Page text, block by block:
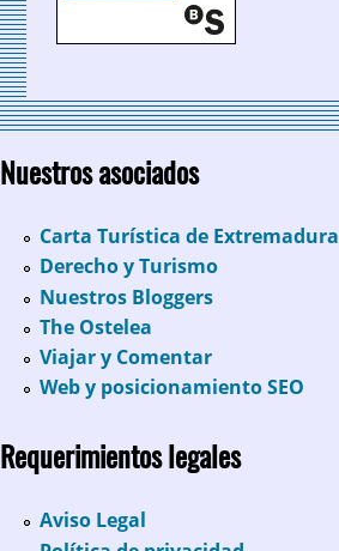
Nuestros asociados
Carta Turística de Extremadura
Derecho y Turismo
Nuestros Bloggers
The Ostelea
Viajar y Comentar
Web y posicionamiento SEO
Requerimientos legales
Aviso Legal